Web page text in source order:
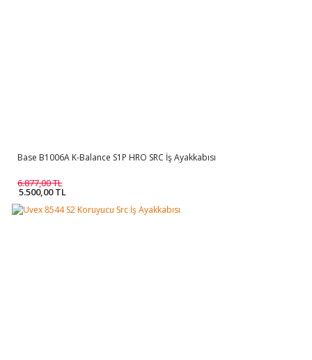
Base B1006A K-Balance S1P HRO SRC İş Ayakkabısı
6.877,00 TL
5.500,00 TL